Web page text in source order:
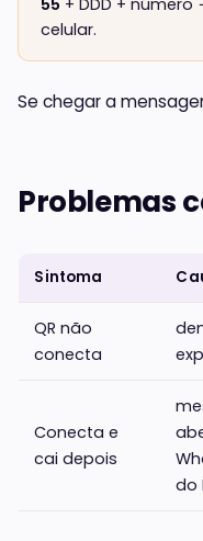
celular.
Se chegar a
Problemas
Sintoma
QR não
conecta
Conecta e
cai depois
do